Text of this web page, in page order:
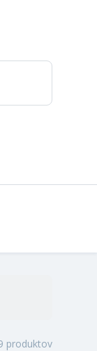
produktov